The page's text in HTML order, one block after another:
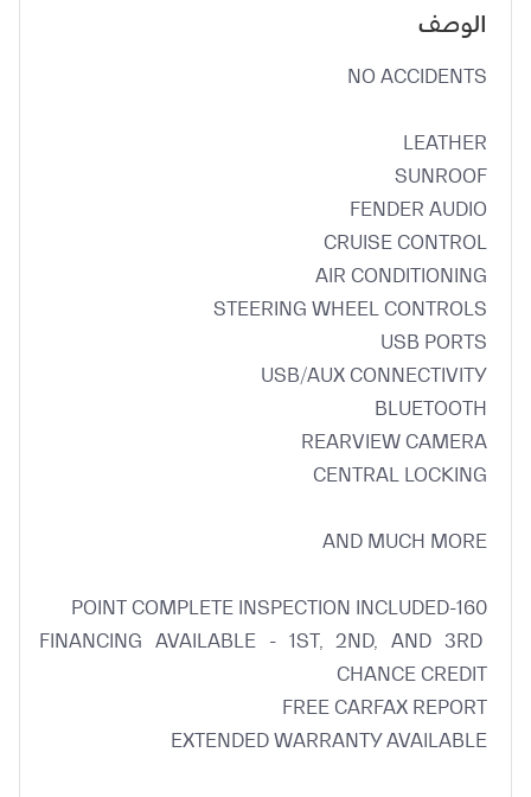
الوصف
FINANCING AVAILABLE - 1ST, 2ND, AND 3RD